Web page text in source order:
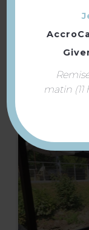
vélo®
matin